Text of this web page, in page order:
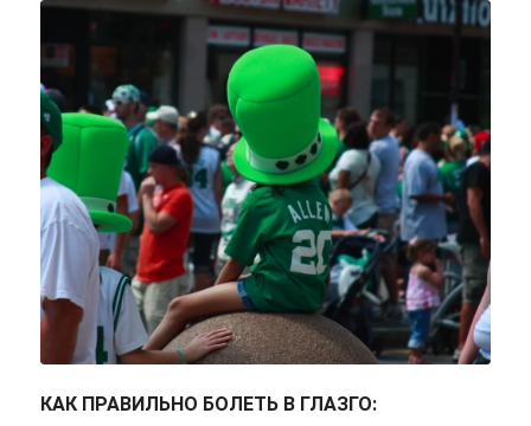
КАК ПРАВИЛЬНО БОЛЕТЬ В ГЛАЗГО: